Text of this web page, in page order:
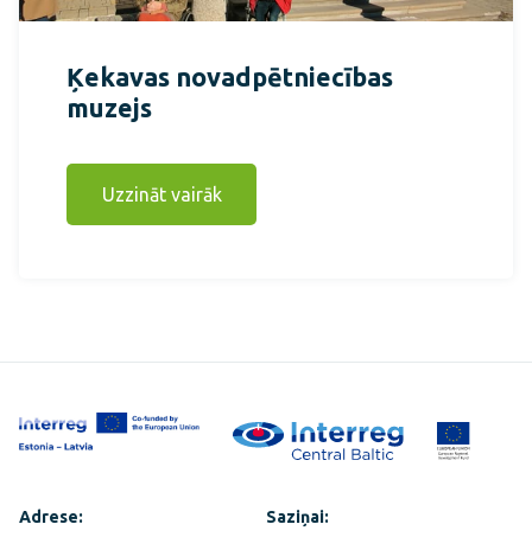
Ķekavas novadpētniecības
muzejs
Uzzināt vairāk
Adrese: Saziņai: